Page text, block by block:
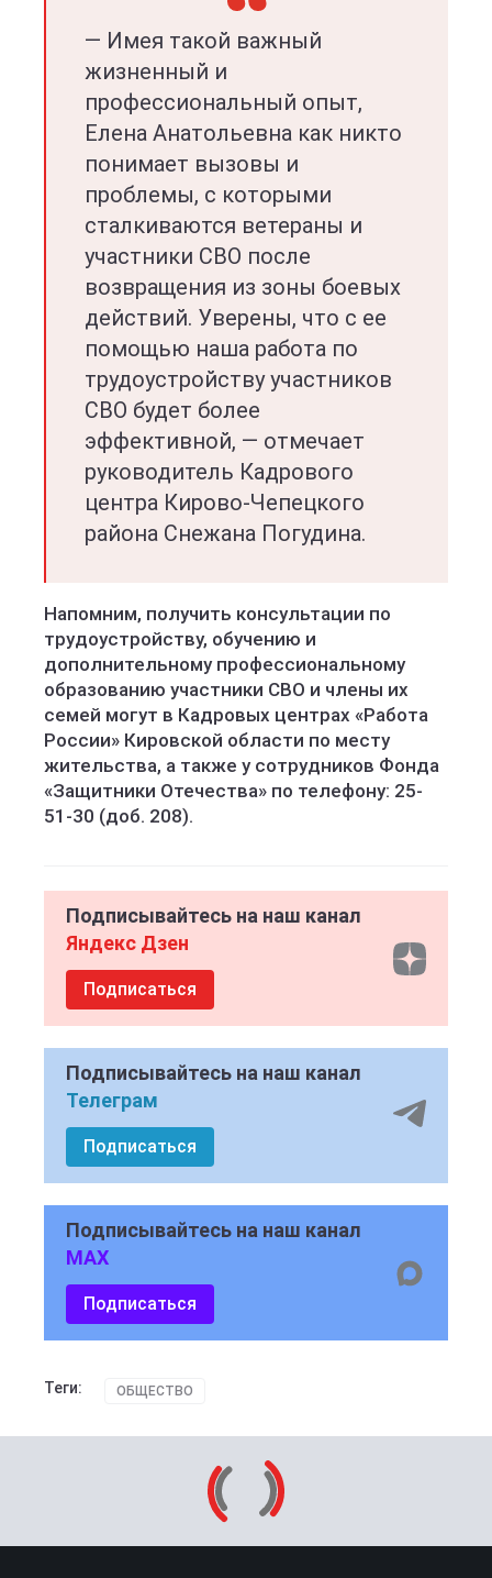
— Имея такой важный
жизненный и
профессиональный опыт,
Елена Анатольевна как никто
понимает вызовы и
проблемы, с которыми
сталкиваются ветераны и
участники СВО после
возвращения из зоны боевых
действий. Уверены, что с ее
помощью наша работа по
трудоустройству участников
СВО будет более
эффективной, — отмечает
руководитель Кадрового
центра Кирово-Чепецкого
района Снежана Погудина.
Напомним, получить консультации по
трудоустройству, обучению и
дополнительному профессиональному
образованию участники СВО и члены их
семей могут в Кадровых центрах «Работа
России» Кировской области по месту
жительства, а также у сотрудников Фонда
«Защитники Отечества» по телефону: 25-
51-30 (доб. 208).
Подписывайтесь на наш канал
Яндекс Дзен
Подписаться
Подписывайтесь на наш канал
Телеграм
Подписаться
Подписывайтесь на наш канал
MAX
Подписаться
Теги: ОБЩЕСТВО